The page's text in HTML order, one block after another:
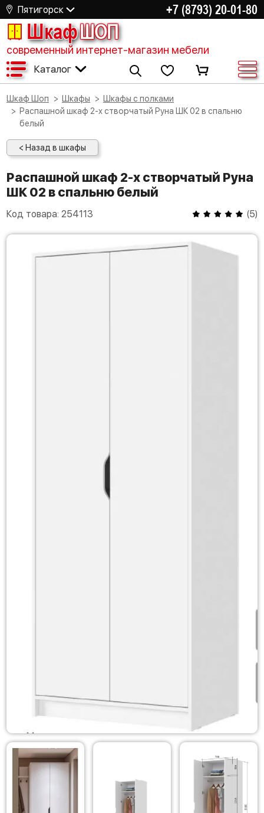
Пятигорск +7 (8793) 20-01-80
ШкафШОП
современный интернет-магазин мебели
Каталог
Шкаф Шоп Шкафы
Шкафы с полками
Распашной шкаф 2-х створчатый Руна ШК 02 в спальню
белый
< Назад в шкафы
Распашной шкаф 2-х створчатый Руна
ШК 02 в спальню белый
Код товара: 254113 (5)